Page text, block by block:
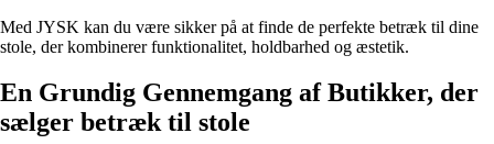
Med JYSK kan du være sikker på at finde de perfekte betræk til dine
stole, der kombinerer funktionalitet, holdbarhed og æstetik.
En Grundig Gennemgang af Butikker, der
sælger betræk til stole